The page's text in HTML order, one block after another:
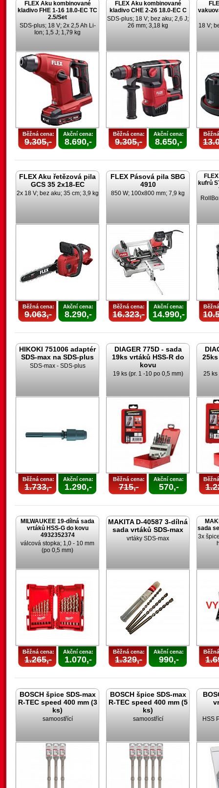
FLEX Aku kombinované
kladivo FHE 1-16 18.0-EC TC
2.5/Set
SDS-plus; 18 V; 2x 2,5 Ah Li-
Ion; 1,5 J; 1,79 kg
Běžná cena:
9.305,-
Akční cena:
8.690,-
FLEX Aku kombinované
kladivo CHE 2-26 18.0-EC C
SDS-plus; 18 V; bez aku; 2,6 J;
26 mm; 3,18 kg
Běžná cena:
9.305,-
Akční cena:
8.650,-
18 V;
FLEX Aku řetězová pila
GCS 35 2x18-EC
2x 18 V; bez aku; 35 cm; 3,9 kg
Běžná cena:
9.063,-
Akční cena:
8.290,-
FLEX Pásová pila SBG
4910
850 W; 100x800 mm; 7,9 kg
Běžná cena:
16.323,-
Akční cena:
14.990,-
kufrů
HIKOKI 751006 adaptér
SDS-max na SDS-plus
SDS-max - SDS-plus
Běžná cena:
1.733,-
Akční cena:
1.290,-
DIAGER 775D - sada
19ks vrtáků HSS-R do
kovu
19 ks (pr. 1 -10 po 0,5 mm)
Běžná cena:
715,-
Akční cena:
570,-
25 ks
MILWAUKEE 19-dílná sada
vrtáků HSS-G do kovu
4932352374
válcová stopka; 1,0 - 10 mm
(po 0,5 mm)
Běžná cena:
1.265,-
Akční cena:
1.070,-
MAKITA D-40587 3-dílná
sada vrtáků SDS-max
vrtáky SDS-max
Běžná cena:
1.329,-
Akční cena:
990,-
sada
3x
BOSCH špice SDS-max
R-TEC speed 400 mm (3
ks)
samoostřící
BOSCH špice SDS-max
R-TEC speed 400 mm (5
ks)
samoostřící HSS